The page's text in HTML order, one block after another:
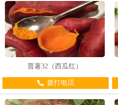
普薯32（西瓜红）
拨打电话